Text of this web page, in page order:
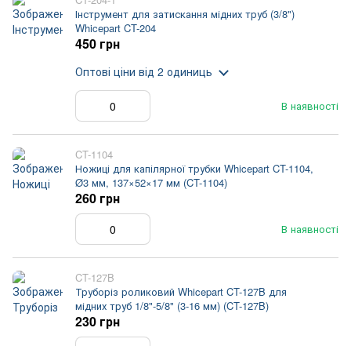
Інструмент для затискання мідних труб (3/8")
Whicepart CT-204
В наявності
450 грн
Оптові ціни від 2 одиниць
CT-1104
Ножиці для капілярної трубки Whicepart CT-1104,
Ø3 мм, 137×52×17 мм (CT-1104)
В наявності
260 грн
CT-127B
Труборіз роликовий Whicepart CT-127B для
мідних труб 1/8"-5/8" (3-16 мм) (CT-127B)
230 грн